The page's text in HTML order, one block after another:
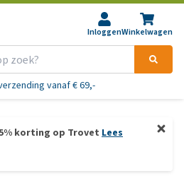
InloggenWinkelwagen
vanaf € 69,-
korting op Trovet Lees